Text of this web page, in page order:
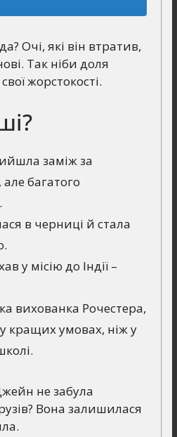
Очі, які він втратив,
Так ніби доля
жорстокості.
заміж за
але багатого
в черниці й стала
у місію до Індії –
вихованка Рочестера,
кращих умовах, ніж у
не забула
Вона залишилася